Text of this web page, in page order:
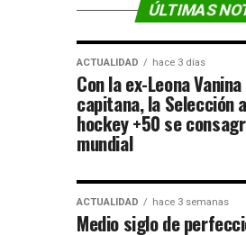
ÚLTIMAS
ACTUALIDAD hace 3 días
Con la ex-Leona
capitana, la Selección
hockey +50 se
mundial
ACTUALIDAD hace 3 semanas
Medio siglo de